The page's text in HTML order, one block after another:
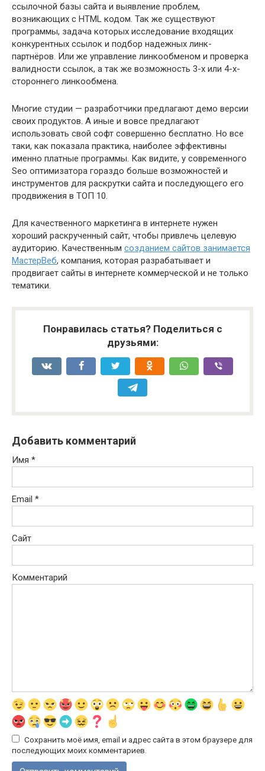
ссылочной базы сайта и выявление проблем,
возникающих с HTML кодом. Так же существуют
программы, задача которых исследование входящих
конкурентных ссылок и подбор надежных линк-
партнёров. Или же управление линкообменом и проверка
валидности ссылок, а так же возможность 3-х или 4-х-
стороннего линкообмена.
Многие студии — разработчики предлагают демо версии
своих продуктов. А иные и вовсе предлагают
использовать свой софт совершенно бесплатно. Но все
таки, как показала практика, наиболее эффективны
именно платные программы. Как видите, у современного
Seo оптимизатора гораздо больше возможностей и
инструментов для раскрутки сайта и последующего его
продвижения в ТОП 10.
Для качественного маркетинга в интернете нужен
хороший раскрученный сайт, чтобы привлечь целевую
аудиторию. Качественным созданием сайтов занимается
МастерВеб, компания, которая разрабатывает и
продвигает сайты в интернете коммерческой и не только
тематики.
Понравилась статья? Поделиться с
друзьями:
Добавить комментарий
Имя *
Email *
Сайт
Комментарий
Сохранить моё имя, email и адрес сайта в этом браузере для
последующих моих комментариев.